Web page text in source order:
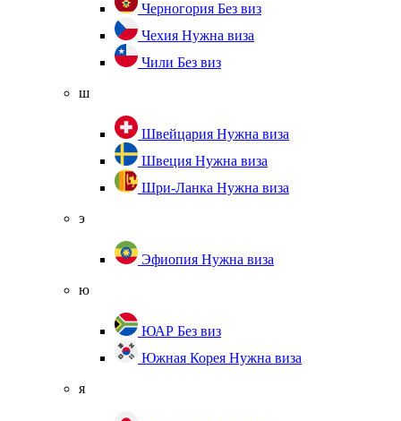
Черногория Без виз
Чехия Нужна виза
Чили Без виз
ш
Швейцария Нужна виза
Швеция Нужна виза
Шри-Ланка Нужна виза
э
Эфиопия Нужна виза
ю
ЮАР Без виз
Южная Корея Нужна виза
я